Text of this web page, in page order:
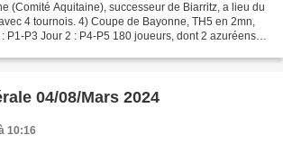
(Comité Aquitaine), successeur de Biarritz, a lieu du
4 tournois. 4) Coupe de Bayonne, TH5 en 2mn,
P1-P3 Jour 2 : P4-P5 180 joueurs, dont 2 azuréens
04/08/Mars 2024
10:16